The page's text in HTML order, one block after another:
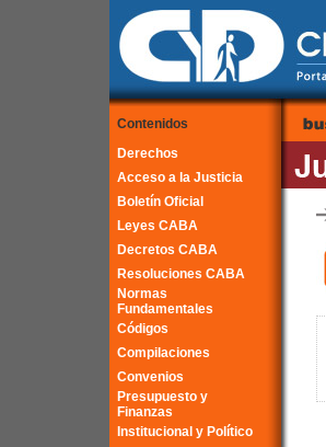
Contenidos
Derechos
Acceso a la Justicia
Boletín Oficial
Leyes CABA
Decretos CABA
Resoluciones CABA
Normas
Fundamentales
Códigos
Compilaciones
Convenios
Presupuesto y
Finanzas
Institucional y Político